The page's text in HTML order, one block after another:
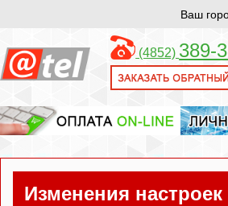
Ваш
(4852) 389-
Изменения